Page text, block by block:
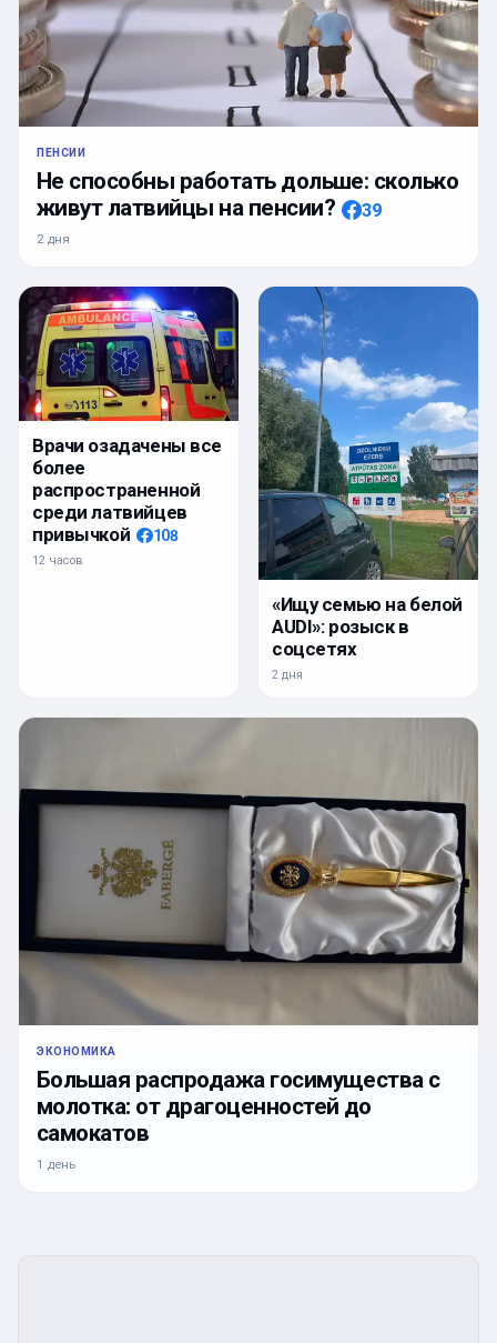
ПЕНСИИ
Не способны работать дольше: сколько
живут латвийцы на пенсии?
39
2 дня
Врачи озадачены все
более
распространенной
среди латвийцев
привычкой
108
12 часов
«Ищу семью на белой
AUDI»: розыск в
соцсетях
2 дня
ЭКОНОМИКА
Большая распродажа госимущества с
молотка: от драгоценностей до
самокатов
1 день